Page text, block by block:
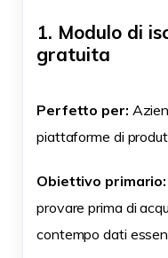
1. Modulo di
gratuita
Perfetto per:
piattaforme di
Obiettivo primario:
provare prima di
contempo dati